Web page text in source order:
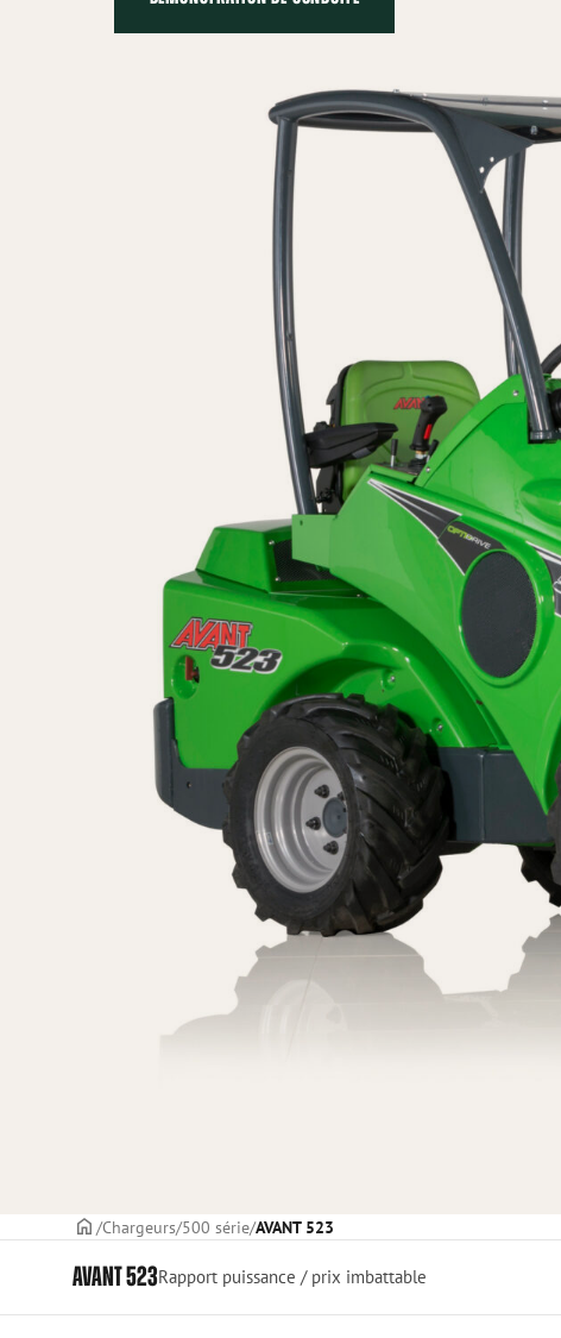
PAGE DE COUVERTURE
Chargeurs 500 série AVANT 523
AVANT 523Rapport puissance / prix imbattable